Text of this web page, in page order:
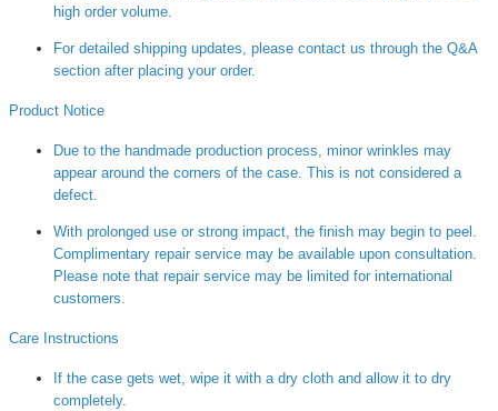
high order volume.
For detailed shipping updates, please contact us through the Q&A
section after placing your order.
Product Notice
Due to the handmade production process, minor wrinkles may
appear around the corners of the case. This is not considered a
defect.
With prolonged use or strong impact, the finish may begin to peel.
Complimentary repair service may be available upon consultation.
Please note that repair service may be limited for international
customers.
Care Instructions
If the case gets wet, wipe it with a dry cloth and allow it to dry
completely.